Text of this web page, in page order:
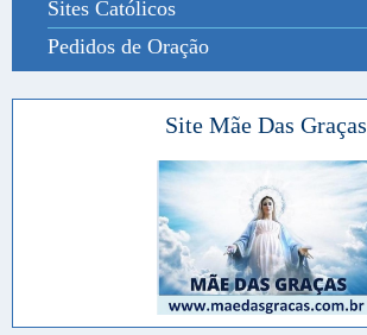
Sites Católicos
Pedidos de Oração
Site Mãe Das Graças